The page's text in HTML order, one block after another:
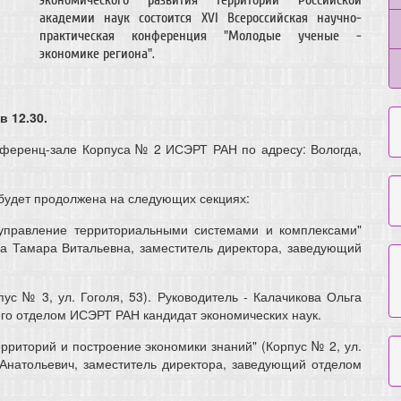
академии наук состоится XVI Всероссийская научно-
практическая конференция "Молодые ученые -
экономике региона".
12.30.
зале Корпуса № 2 ИСЭРТ РАН по адресу: Вологда,
продолжена на следующих секциях:
территориальными системами и комплексами"
Витальевна, заместитель директора, заведующий
№ 3, ул. Гоголя, 53). Руководитель - Калачикова Ольга
отделом ИСЭРТ РАН кандидат экономических наук.
и построение экономики знаний" (Корпус № 2, ул.
заместитель директора, заведующий отделом